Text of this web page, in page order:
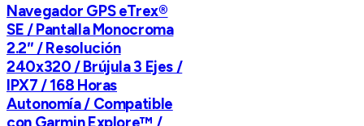
Navegador GPS eTrex®
SE / Pantalla Monocroma
2.2″ / Resolución
240x320 / Brújula 3 Ejes /
IPX7 / 168 Horas
Autonomía / Compatible
con Garmin Explore™ /